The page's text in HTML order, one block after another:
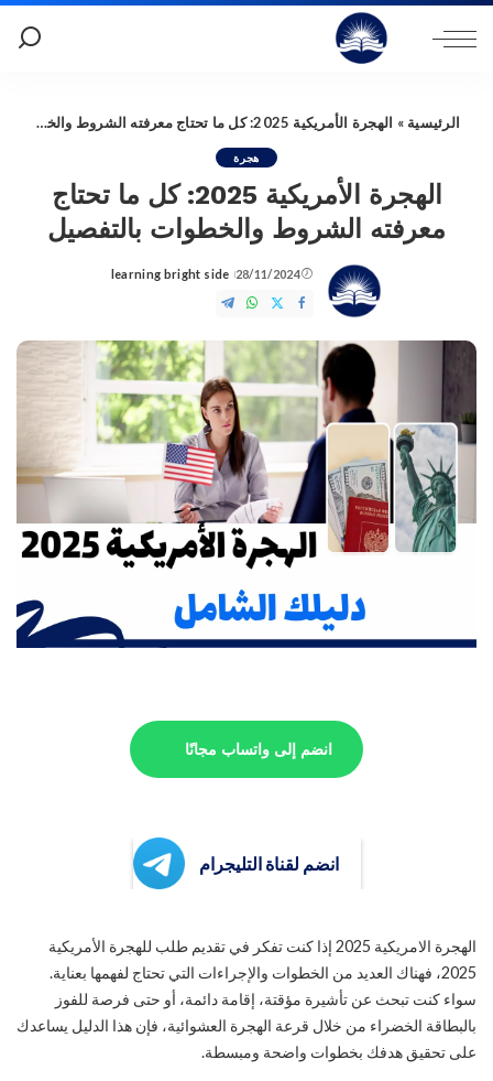
الرئيسية » الهجرة الأمريكية 2025: كل ما تحتاج معرفته الشروط والخطوات بالتفصيل
هجرة
الهجرة الأمريكية 2025: كل ما تحتاج
معرفته الشروط والخطوات بالتفصيل
28/11/2024
Posted
by
learning bright side
انضم إلى واتساب مجانًا
انضم لقناة التليجرام
الهجرة الامريكية 2025 إذا كنت تفكر في تقديم طلب للهجرة الأمريكية
2025، فهناك العديد من الخطوات والإجراءات التي تحتاج لفهمها بعناية.
سواء كنت تبحث عن تأشيرة مؤقتة، إقامة دائمة، أو حتى فرصة للفوز
بالبطاقة الخضراء من خلال قرعة الهجرة العشوائية، فإن هذا الدليل يساعدك
على تحقيق هدفك بخطوات واضحة ومبسطة.